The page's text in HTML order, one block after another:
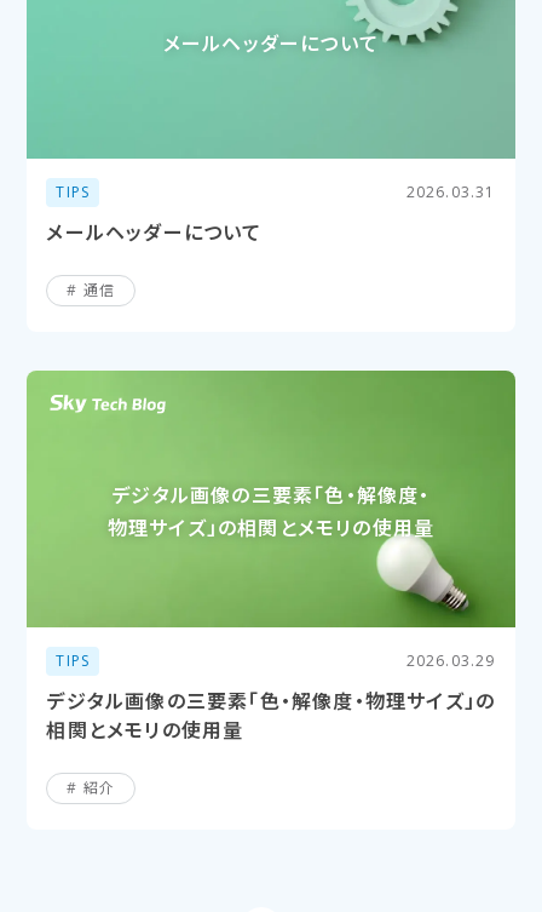
メールヘッダーに​ついて
TIPS 2026.03.31
メールヘッダーについて
通信
デジタル画像の​三要素​「色・解像度・
物理サイズ」の​相関と​メモリの​使用量
TIPS 2026.03.29
デジタル画像の三要素「色・解像度・物理サイズ」の
相関とメモリの使用量
紹介